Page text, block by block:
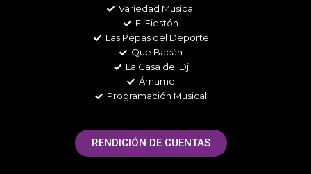
m
Variedad Musical
El Fiestón
Las Pepas del Deporte
Que Bacán
La Casa del Dj
Ámame
Programación Musical
RENDICIÓN DE CUENTAS